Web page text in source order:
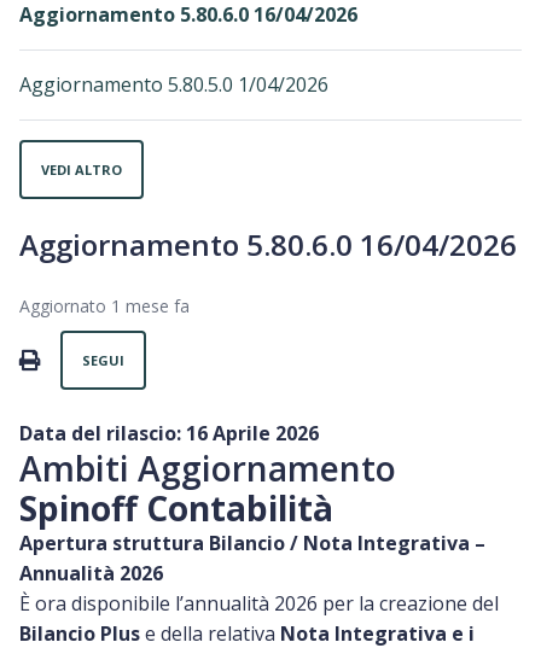
Aggiornamento 5.80.6.0 16/04/2026
Aggiornamento 5.80.5.0 1/04/2026
VEDI ALTRO
Aggiornamento 5.80.6.0 16/04/2026
Aggiornato 1 mese fa
PRINT
SEGUI
Data del rilascio: 16 Aprile 2026
Ambiti Aggiornamento
Spinoff Contabilità
Apertura struttura Bilancio / Nota Integrativa –
Annualità 2026
È ora disponibile l’annualità 2026 per la creazione del
Bilancio Pluse della relativa Nota Integrativa e i